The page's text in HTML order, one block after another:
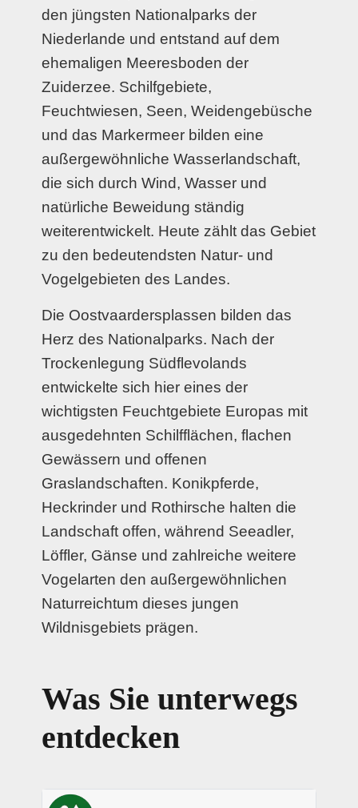
den jüngsten Nationalparks der
Niederlande und entstand auf dem
ehemaligen Meeresboden der
Zuiderzee. Schilfgebiete,
Feuchtwiesen, Seen, Weidengebüsche
und das Markermeer bilden eine
außergewöhnliche Wasserlandschaft,
die sich durch Wind, Wasser und
natürliche Beweidung ständig
weiterentwickelt. Heute zählt das Gebiet
zu den bedeutendsten Natur- und
Vogelgebieten des Landes.
Die Oostvaardersplassen bilden das
Herz des Nationalparks. Nach der
Trockenlegung Südflevolands
entwickelte sich hier eines der
wichtigsten Feuchtgebiete Europas mit
ausgedehnten Schilfflächen, flachen
Gewässern und offenen
Graslandschaften. Konikpferde,
Heckrinder und Rothirsche halten die
Landschaft offen, während Seeadler,
Löffler, Gänse und zahlreiche weitere
Vogelarten den außergewöhnlichen
Naturreichtum dieses jungen
Wildnisgebiets prägen.
Was Sie unterwegs
entdecken